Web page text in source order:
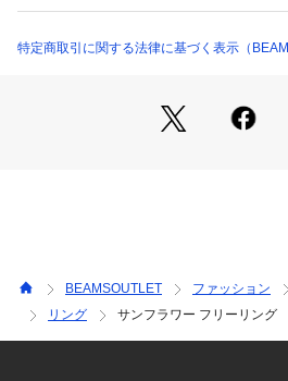
真鍮
・貴金属は、体質により、かゆみや
・乳幼児が誤飲しないように、保管
特定商取引に関する法律に基づく表示（
BEAMSOUTLET ファッション
リング
サンフラワー フリーリング